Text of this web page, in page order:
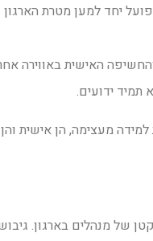
יחד למען מטרת הארגון
האישית באווירה
ידועים.
מעצימה, הן אישית
של מנהלים בארגון.